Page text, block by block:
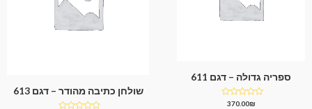
ספריה גדולה – דגם 611
דורג370.00₪
שולחן כתיבה מהודר – דגם 613